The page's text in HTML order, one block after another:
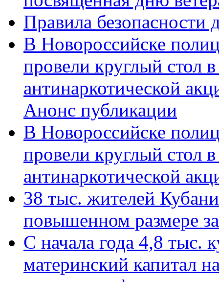
Правила безопасности
В Новороссийске
провели круглый стол
антинаркотической
Анонс публикации
В Новороссийске
провели круглый стол
антинаркотической
38 тыс. жителей
повышенном размере
С начала года 4,8 тыс.
материнский капитал